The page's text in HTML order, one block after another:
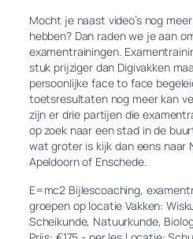
Mocht je naast video’s nog
hebben? Dan raden we je aan
examentrainingen.
stuk prijziger dan Digivakken
persoonlijke face to face
toetsresultaten nog meer kan
zijn er drie partijen die
op zoek naar een stad in de
wat groter is kijk dan eens naar
Apeldoorn of Enschede.
E=mc2 Bijlescoaching,
groepen op locatie Vakken:
Scheikunde, Natuurkunde,